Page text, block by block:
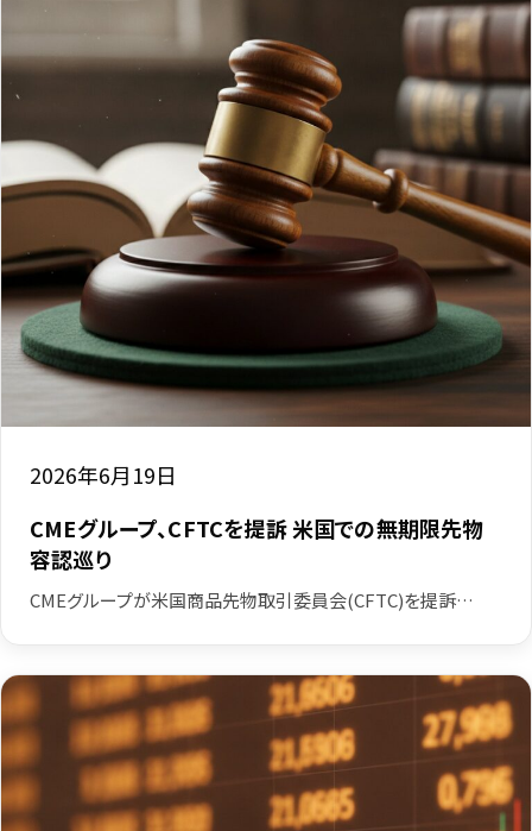
2026年6月19日
CMEグループ、CFTCを提訴 米国での無期限先物
容認巡り
CMEグループが米国商品先物取引委員会(CFTC)を提訴…